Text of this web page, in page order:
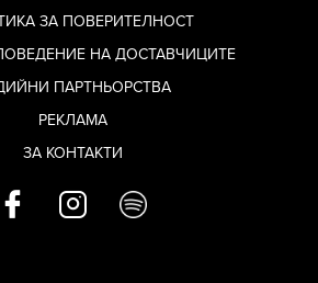
ЗА ПОВЕРИТЕЛНОСТ
НА ДОСТАВЧИЦИТЕ
ПАРТНЬОРСТВА
РЕКЛАМА
ЗА КОНТАКТИ